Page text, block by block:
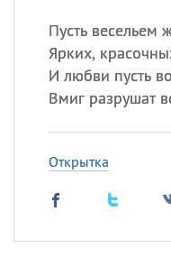
Пусть весельем
Ярких,
И любви пусть
Вмиг разрушат
Открытка